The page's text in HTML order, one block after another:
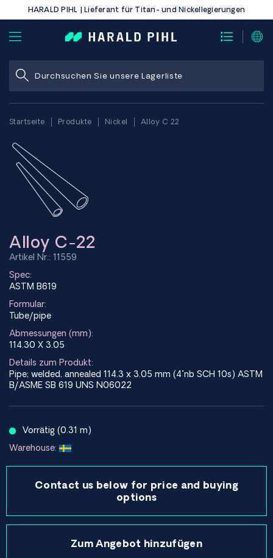
HARALD PIHL | Lieferant für Titan- und Nickellegierungen
Startseite Produkte Nickel Alloy C 22
Alloy C-22
Artikel Nr.: 11559
Spec:
ASTM B619
Formular:
Tube/pipe
Abmessungen (mm):
114.30 X 3.05
Details zum Produkt:
Pipe; welded, annealed 114.3 x 3.05 mm (4"nb SCH 10s) ASTM
B/ASME SB 619 UNS N06022
Vorrätig (0.31 m)
Warehouse:
Contact us below for price and buying
options
Zum Angebot hinzufügen